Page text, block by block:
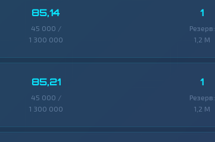
85,14
45 000 /
1 300 000
1
Резерв:
1,2 M
85,21
45 000 /
1 300 000
1
Резерв:
1,2 M